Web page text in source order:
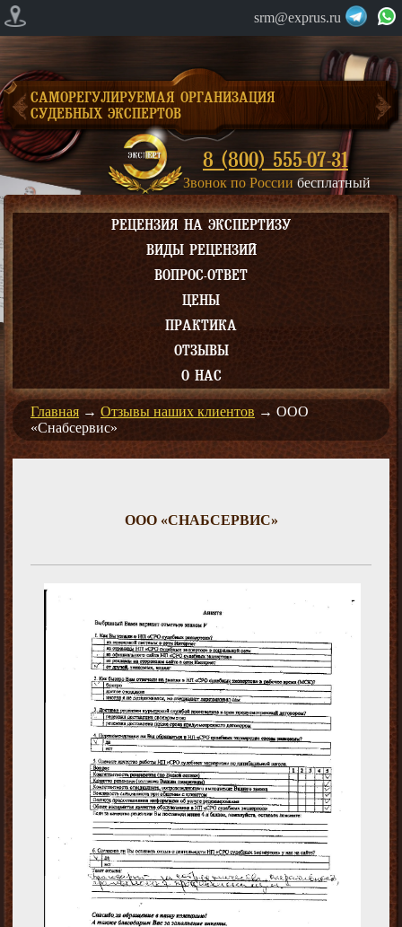
srm@exprus.ru
САМОРЕГУЛИРУЕМАЯ ОРГАНИЗАЦИЯ
СУДЕБНЫХ ЭКСПЕРТОВ
8 (800) 555-07-31
Звонок по России бесплатный
РЕЦЕНЗИЯ НА ЭКСПЕРТИЗУ
ВИДЫ РЕЦЕНЗИЙ
ВОПРОС-ОТВЕТ
ЦЕНЫ
ПРАКТИКА
ОТЗЫВЫ
О НАС
Главная → Отзывы наших клиентов → ООО
«Снабсервис»
ООО «СНАБСЕРВИС»